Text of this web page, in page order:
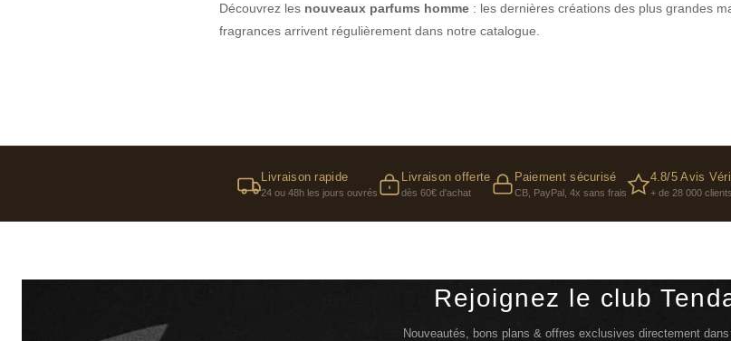
Découvrez les nouveaux parfums homme : les dernières créations des plus grandes
fragrances arrivent régulièrement dans notre catalogue.
Livraison rapide
24 ou 48h les jours ouvrés
Livraison offerte
dès 60€ d'achat
Paiement sécurisé
CB, PayPal, 4x sans frais
4.8/5 Avis
+ de 28 000
Rejoignez le club
Nouveautés, bons plans & offres exclusives directement